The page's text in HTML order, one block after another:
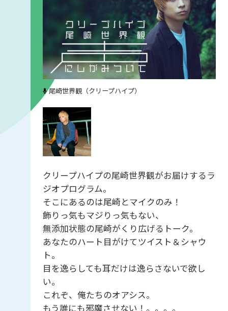
尾崎世界観（クリープハイプ）
クリープハイプの尾崎世界観がお届けするラ
ジオプログラム。
そこにあるのは尾崎とマイクのみ！
飾りっ気もマジりっ気もない、
無添加状態の尾崎がくり広げるトーク。
あなたのハート目がけてツイスト＆シャウ
ト。
目を逸らしても耳だけは逸らさないで欲し
い。
これぞ、俺たちのオアシス。
もう誰にも邪魔させない！。。。。